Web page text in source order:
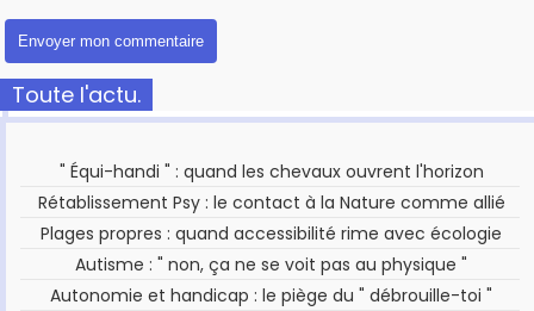
Toute l'actu.
" Équi-handi " : quand les chevaux ouvrent l'horizon
Rétablissement Psy : le contact à la Nature comme allié
Plages propres : quand accessibilité rime avec écologie
Autisme : " non, ça ne se voit pas au physique "
Autonomie et handicap : le piège du " débrouille-toi "